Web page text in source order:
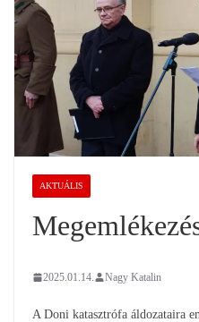
AKTUÁLIS
2025.01.14. Nagy Katalin
A Doni katasztrófa áldozataira